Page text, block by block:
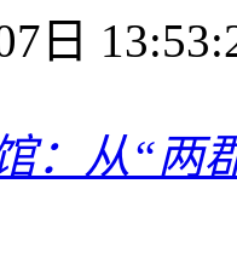
日
：从“两